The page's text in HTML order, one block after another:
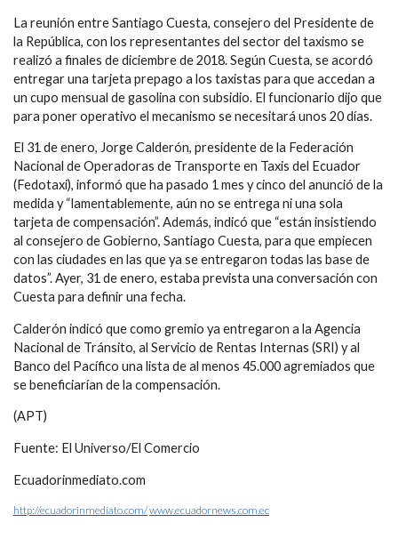
La reunión entre Santiago Cuesta, consejero del Presidente de
la República, con los representantes del sector del taxismo se
realizó a finales de diciembre de 2018. Según Cuesta, se acordó
entregar una tarjeta prepago a los taxistas para que accedan a
un cupo mensual de gasolina con subsidio. El funcionario dijo que
para poner operativo el mecanismo se necesitará unos 20 días.
El 31 de enero, Jorge Calderón, presidente de la Federación
Nacional de Operadoras de Transporte en Taxis del Ecuador
(Fedotaxi), informó que ha pasado 1 mes y cinco del anunció de la
medida y “lamentablemente, aún no se entrega ni una sola
tarjeta de compensación”. Además, indicó que “están insistiendo
al consejero de Gobierno, Santiago Cuesta, para que empiecen
con las ciudades en las que ya se entregaron todas las base de
datos”. Ayer, 31 de enero, estaba prevista una conversación con
Cuesta para definir una fecha.
Calderón indicó que como gremio ya entregaron a la Agencia
Nacional de Tránsito, al Servicio de Rentas Internas (SRI) y al
Banco del Pacífico una lista de al menos 45.000 agremiados que
se beneficiarían de la compensación.
(APT)
Fuente: El Universo/El Comercio
Ecuadorinmediato.com
http://ecuadorinmediato.com/www.ecuadornews.com.ec